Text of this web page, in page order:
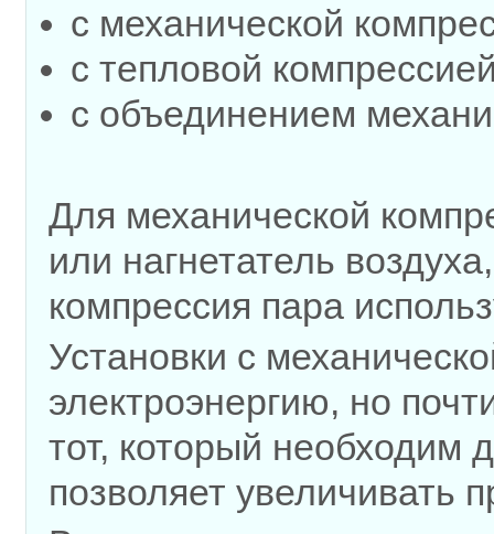
с механической
с тепловой
с объединением
Для механической
или нагнетатель
компрессия пара
Установки с
электроэнергию, но
тот, который необходим
позволяет увеличивать